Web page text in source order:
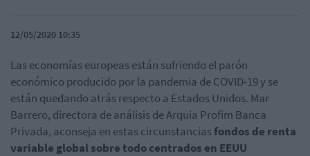
12/05/2020 10:35
Las economías europeas están sufriendo el parón
económico producido por la pandemia de COVID-19 y se
están quedando atrás respecto a Estados Unidos. Mar
Barrero, directora de análisis de Arquia Profim Banca
Privada, aconseja en estas circunstanciasfondos de renta
variable global sobre todo centrados en EEUU